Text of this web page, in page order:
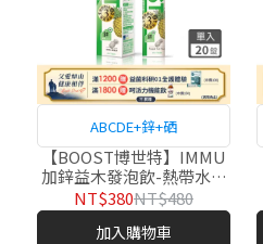
ABCDE+鋅+硒
【BOOST博世特】IMMU
加鋅益木發泡飲-熱帶水果
20錠/管
NT$380NT$480
加入購物車